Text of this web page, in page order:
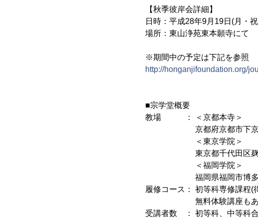
【秋季彼岸会詳細】
日時：平成28年9月19日(月・
場所：東山浄苑東本願寺にて
※期間中の予定は下記を参照
http://honganjifoundation.org/
■宗学堂概要
教場 ： ＜京都本寺＞
京都府京都市下京区
＜東京学院＞
東京都千代田区麹町2丁
＜福岡学院＞
福岡県福岡市博多区博
履修コース： 初等科専修課程
無料体験講座もあ
受講者数 ： 初等科、中等科